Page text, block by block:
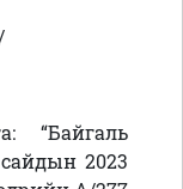
“Байгаль
2023